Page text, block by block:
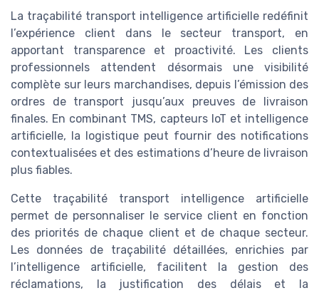
La traçabilité transport intelligence artificielle redéfinit
l’expérience client dans le secteur transport, en
apportant transparence et proactivité. Les clients
professionnels attendent désormais une visibilité
complète sur leurs marchandises, depuis l’émission des
ordres de transport jusqu’aux preuves de livraison
finales. En combinant TMS, capteurs IoT et intelligence
artificielle, la logistique peut fournir des notifications
contextualisées et des estimations d’heure de livraison
plus fiables.
Cette traçabilité transport intelligence artificielle
permet de personnaliser le service client en fonction
des priorités de chaque client et de chaque secteur.
Les données de traçabilité détaillées, enrichies par
l’intelligence artificielle, facilitent la gestion des
réclamations, la justification des délais et la